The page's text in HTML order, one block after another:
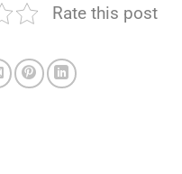
Rate this post